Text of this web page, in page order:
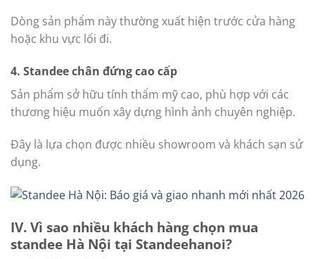
Dòng sản phẩm này thường xuất hiện trước cửa hàng
hoặc khu vực lối đi.
4. Standee chân đứng cao cấp
Sản phẩm sở hữu tính thẩm mỹ cao, phù hợp với các
thương hiệu muốn xây dựng hình ảnh chuyên nghiệp.
Đây là lựa chọn được nhiều showroom và khách sạn sử
dụng.
IV. Vì sao nhiều khách hàng chọn mua
standee Hà Nội tại Standeehanoi?